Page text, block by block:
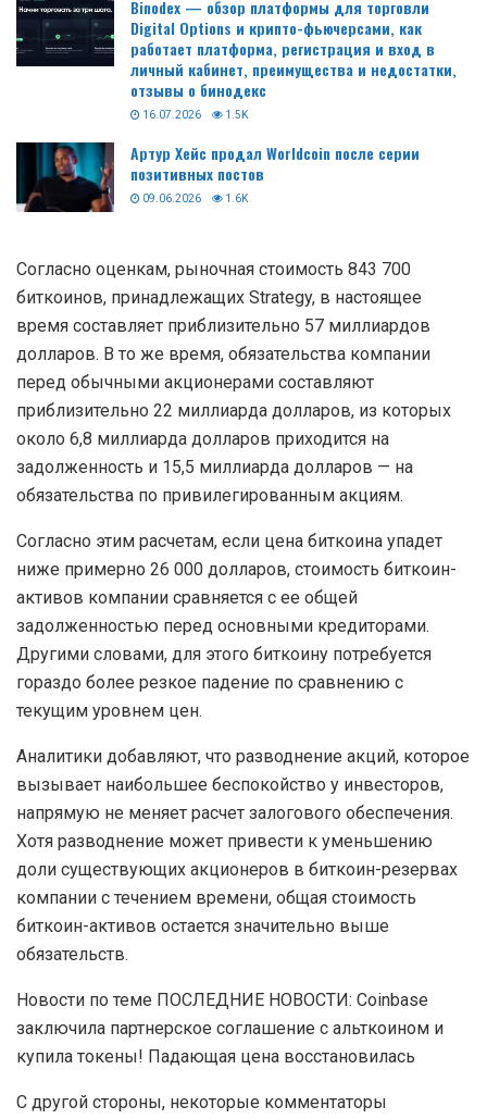
Binodex — обзор платформы для торговли
Digital Options и крипто-фьючерсами, как
работает платформа, регистрация и вход в
личный кабинет, преимущества и недостатки,
отзывы о бинодекс
16.07.2026 1.5K
Артур Хейс продал Worldcoin после серии
позитивных постов
09.06.2026 1.6K
Согласно оценкам, рыночная стоимость 843 700
биткоинов, принадлежащих Strategy, в настоящее
время составляет приблизительно 57 миллиардов
долларов. В то же время, обязательства компании
перед обычными акционерами составляют
приблизительно 22 миллиарда долларов, из которых
около 6,8 миллиарда долларов приходится на
задолженность и 15,5 миллиарда долларов — на
обязательства по привилегированным акциям.
Согласно этим расчетам, если цена биткоина упадет
ниже примерно 26 000 долларов, стоимость биткоин-
активов компании сравняется с ее общей
задолженностью перед основными кредиторами.
Другими словами, для этого биткоину потребуется
гораздо более резкое падение по сравнению с
текущим уровнем цен.
Аналитики добавляют, что разводнение акций, которое
вызывает наибольшее беспокойство у инвесторов,
напрямую не меняет расчет залогового обеспечения.
Хотя разводнение может привести к уменьшению
доли существующих акционеров в биткоин-резервах
компании с течением времени, общая стоимость
биткоин-активов остается значительно выше
обязательств.
Новости по теме ПОСЛЕДНИЕ НОВОСТИ: Coinbase
заключила партнерское соглашение с альткоином и
купила токены! Падающая цена восстановилась
С другой стороны, некоторые комментаторы